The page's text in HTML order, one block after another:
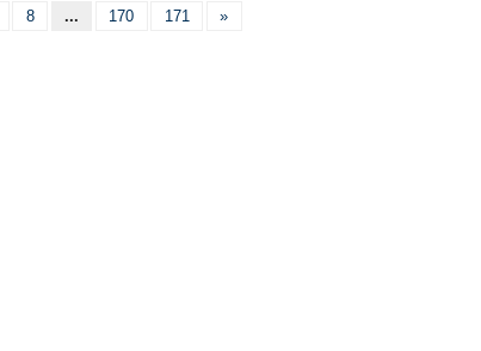
8 ... 170 171 »